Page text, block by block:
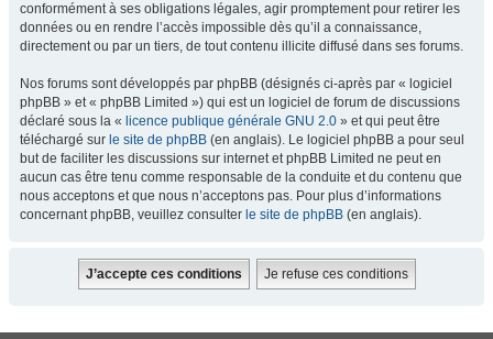
conformément à ses obligations légales, agir promptement pour retirer les
données ou en rendre l’accès impossible dès qu’il a connaissance,
directement ou par un tiers, de tout contenu illicite diffusé dans ses forums.
Nos forums sont développés par phpBB (désignés ci-après par « logiciel
phpBB » et « phpBB Limited ») qui est un logiciel de forum de discussions
déclaré sous la « licence publique générale GNU 2.0 » et qui peut être
téléchargé sur le site de phpBB (en anglais). Le logiciel phpBB a pour seul
but de faciliter les discussions sur internet et phpBB Limited ne peut en
aucun cas être tenu comme responsable de la conduite et du contenu que
nous acceptons et que nous n’acceptons pas. Pour plus d’informations
concernant phpBB, veuillez consulter le site de phpBB (en anglais).